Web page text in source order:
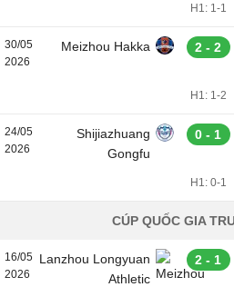
H1: 1-1
30/05
2026
Meizhou Hakka 2 - 2
H1: 1-2
24/05
2026
Shijiazhuang
Gongfu
0 - 1
H1: 0-1
CÚP QUỐC GIA
16/05
2026
Lanzhou Longyuan
Athletic
2 - 1